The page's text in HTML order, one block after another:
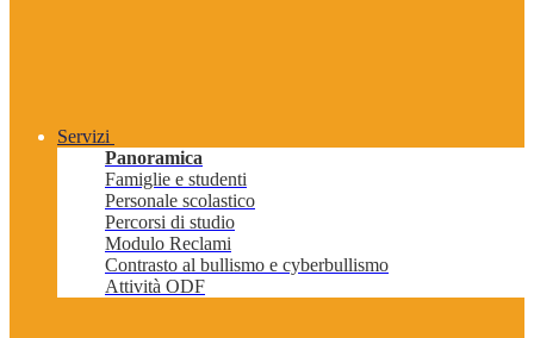
Servizi
Panoramica
Famiglie e studenti
Personale scolastico
Percorsi di studio
Modulo Reclami
Contrasto al bullismo e cyberbullismo
Attività ODF